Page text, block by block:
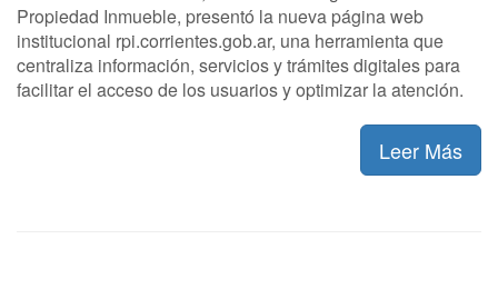
Propiedad Inmueble, presentó la nueva página web
institucional rpi.corrientes.gob.ar, una herramienta que
centraliza información, servicios y trámites digitales para
facilitar el acceso de los usuarios y optimizar la atención.
Leer Más